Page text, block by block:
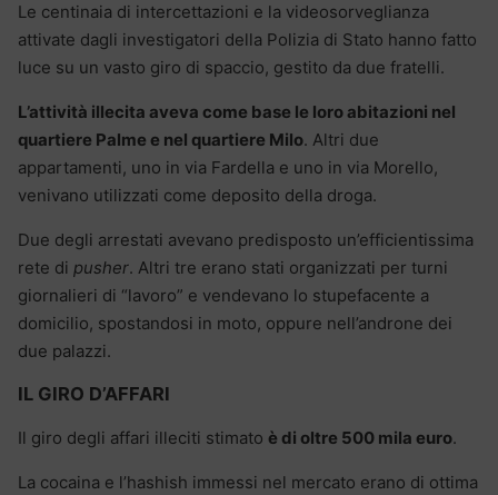
Le centinaia di intercettazioni e la videosorveglianza
attivate dagli investigatori della Polizia di Stato hanno fatto
luce su un vasto giro di spaccio, gestito da due fratelli.
L’attività illecita aveva come base le loro abitazioni nel
quartiere Palme e nel quartiere Milo. Altri due
appartamenti, uno in via Fardella e uno in via Morello,
venivano utilizzati come deposito della droga.
Due degli arrestati avevano predisposto un’efficientissima
rete di pusher. Altri tre erano stati organizzati per turni
giornalieri di “lavoro” e vendevano lo stupefacente a
domicilio, spostandosi in moto, oppure nell’androne dei
due palazzi.
IL GIRO D’AFFARI
Il giro degli affari illeciti stimato è di oltre 500 mila euro.
La cocaina e l’hashish immessi nel mercato erano di ottima